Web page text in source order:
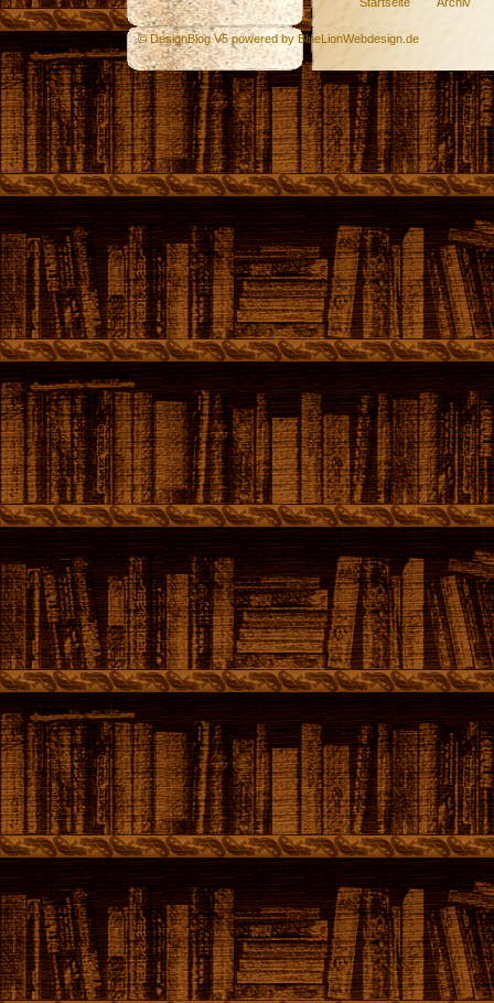
© DesignBlog V5 powered by BlueLionWebdesign.de